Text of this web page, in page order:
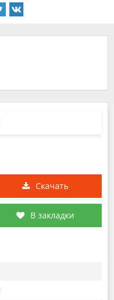
Скачать
В закладки